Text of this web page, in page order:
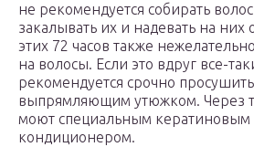
не рекомендуется собирать
закалывать их и надевать на них
этих 72 часов также
на волосы. Если это вдруг все-
рекомендуется срочно
выпрямляющим утюжком. Через
моют специальным
кондиционером.